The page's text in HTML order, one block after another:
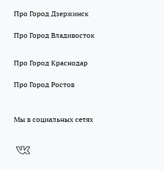
Про Город Дзержинск
Про Город Владивосток
Про Город Краснодар
Про Город Ростов
Мы в социальных сетях